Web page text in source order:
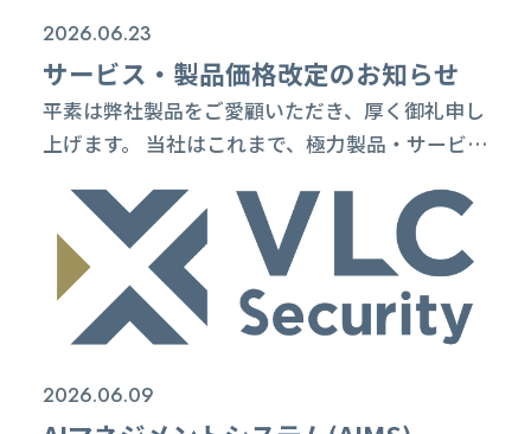
2026.06.23
サービス・製品価格改定のお知らせ
平素は弊社製品をご愛顧いただき、厚く御礼申し
上げます。 当社はこれまで、極力製品・サービス
ました。しかしながら、近年の電力・通信回線・
人件費をはじめとした諸経費の上昇、ならびに
サービス品質維持・強化のための投資コストの増
大により、従来の価格水準では持続的なサービス
提供が難しい局面に差し掛かっております。ま
に、サ...
2026.06.09